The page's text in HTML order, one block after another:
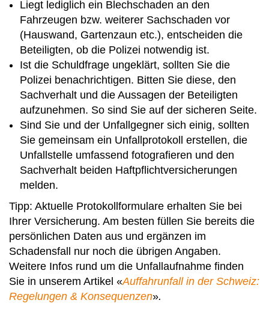
Liegt lediglich ein Blechschaden an den
Fahrzeugen bzw. weiterer Sachschaden vor
(Hauswand, Gartenzaun etc.), entscheiden die
Beteiligten, ob die Polizei notwendig ist.
Ist die Schuldfrage ungeklärt, sollten Sie die
Polizei benachrichtigen. Bitten Sie diese, den
Sachverhalt und die Aussagen der Beteiligten
aufzunehmen. So sind Sie auf der sicheren Seite.
Sind Sie und der Unfallgegner sich einig, sollten
Sie gemeinsam ein Unfallprotokoll erstellen, die
Unfallstelle umfassend fotografieren und den
Sachverhalt beiden Haftpflichtversicherungen
melden.
Tipp: Aktuelle Protokollformulare erhalten Sie bei
Ihrer Versicherung. Am besten füllen Sie bereits die
persönlichen Daten aus und ergänzen im
Schadensfall nur noch die übrigen Angaben.
Weitere Infos rund um die Unfallaufnahme finden
Sie in unserem Artikel «Auffahrunfall in der Schweiz:
Regelungen & Konsequenzen».